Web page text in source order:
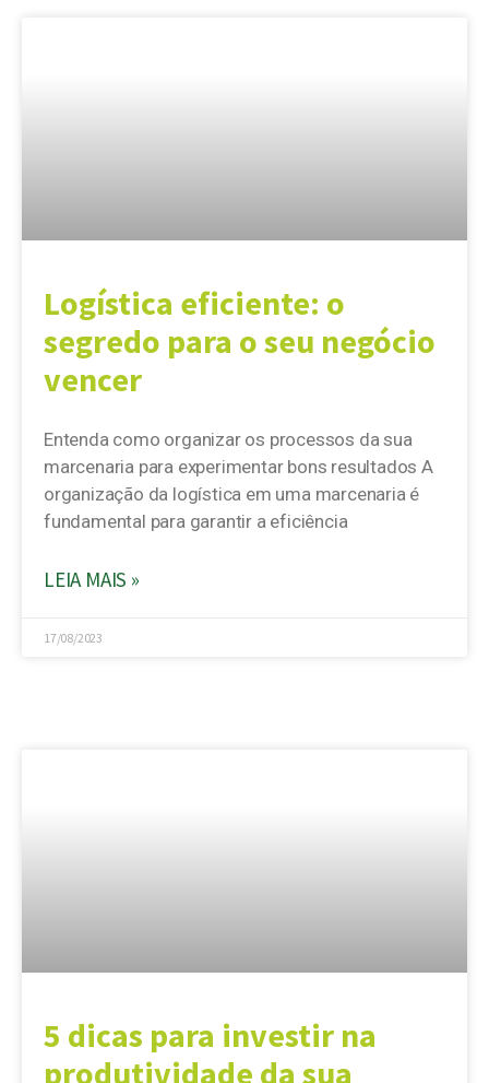
Logística eficiente: o
segredo para o seu negócio
vencer
Entenda como organizar os processos da sua
marcenaria para experimentar bons resultados A
organização da logística em uma marcenaria é
fundamental para garantir a eficiência
LEIA MAIS »
17/08/2023
5 dicas para investir na
produtividade da sua